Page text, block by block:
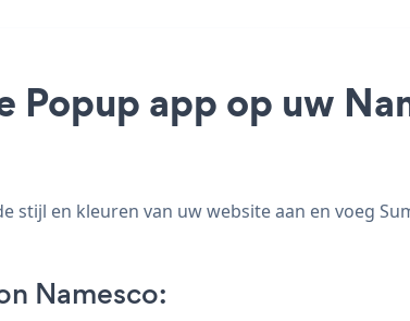
Popup app op uw
stijl en kleuren van uw website aan en voeg
Namesco: